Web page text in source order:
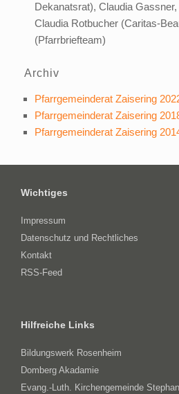
Dekanatsrat), Claudia
Claudia Rotbucher (Caritas-
(Pfarrbriefteam)
Archiv
Pfarrgemeinderat Zaisering
Pfarrgemeinderat Zaisering
Pfarrgemeinderat Zaisering
Wichtiges
Impressum
Datenschutz und Rechtliches
Kontakt
RSS-Feed
Hilfreiche Links
Bildungswerk Rosenheim
Domberg Akadamie
Evang.-Luth. Kirchengemeinde